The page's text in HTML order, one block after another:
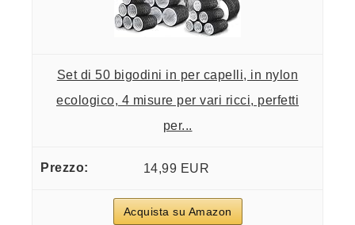
Set di 50 bigodini in per capelli, in nylon
ecologico, 4 misure per vari ricci, perfetti
per...
14,99 EUR
Acquista su Amazon